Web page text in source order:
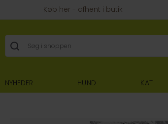
Køb her - afhent i butik
NYHEDER HUND KAT